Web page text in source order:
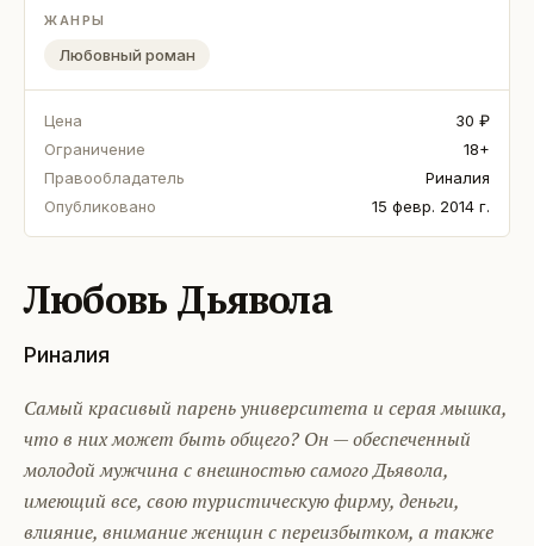
ЖАНРЫ
Любовный роман
Цена
30 ₽
Ограничение
18+
Правообладатель
Риналия
Опубликовано
15 февр. 2014 г.
Любовь Дьявола
Риналия
Самый красивый парень университета и серая мышка,
что в них может быть общего? Он — обеспеченный
молодой мужчина с внешностью самого Дьявола,
имеющий все, свою туристическую фирму, деньги,
влияние, внимание женщин с переизбытком, а также